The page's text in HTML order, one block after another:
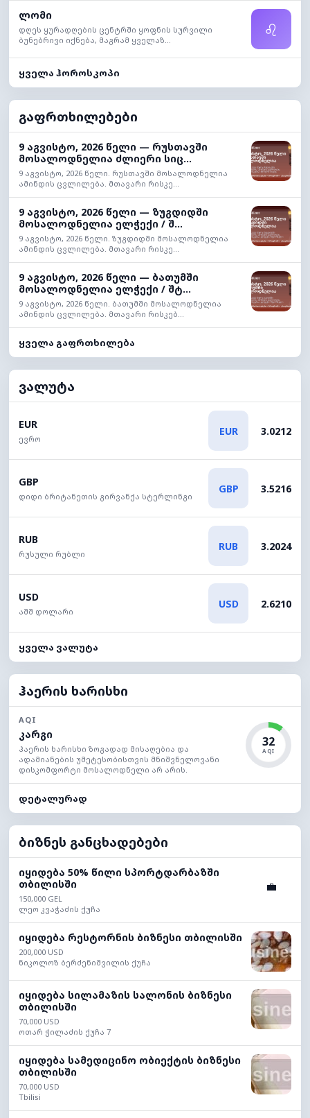
ლომი
დღეს ყურადღების ცენტრში ყოფნის სურვილი
ბუნებრივი იქნება, მაგრამ ყველაზ...
♌
ყველა ჰოროსკოპი
გაფრთხილებები
9 აგვისტო, 2026 წელი — რუსთავში
მოსალოდნელია ძლიერი სიც...
9 აგვისტო, 2026 წელი. რუსთავში მოსალოდნელია
ამინდის ცვლილება. მთავარი რისკე...
9 აგვისტო, 2026 წელი — ზუგდიდში
მოსალოდნელია ელჭექი / შ...
9 აგვისტო, 2026 წელი. ზუგდიდში მოსალოდნელია
ამინდის ცვლილება. მთავარი რისკე...
9 აგვისტო, 2026 წელი — ბათუმში
მოსალოდნელია ელჭექი / შტ...
9 აგვისტო, 2026 წელი. ბათუმში მოსალოდნელია
ამინდის ცვლილება. მთავარი რისკებ...
ყველა გაფრთხილება
ვალუტა
EUR
ევრო
EUR 3.0212
GBP
დიდი ბრიტანეთის გირვანქა სტერლინგი
GBP 3.5216
RUB
რუსული რუბლი
RUB 3.2024
USD
აშშ დოლარი
USD 2.6210
ყველა ვალუტა
ჰაერის ხარისხი
AQI
კარგი
ჰაერის ხარისხი ზოგადად მისაღებია და
ადამიანების უმეტესობისთვის მნიშვნელოვანი
დისკომფორტი მოსალოდნელი არ არის.
32
AQI
დეტალურად
ბიზნეს განცხადებები
იყიდება 50% წილი სპორტდარბაზში
თბილისში
150,000 GEL
ლეო კვაჭაძის ქუჩა
💼
იყიდება რესტორნის ბიზნესი თბილისში
200,000 USD
ნიკოლოზ ბერძენიშვილის ქუჩა
იყიდება სილამაზის სალონის ბიზნესი
თბილისში
70,000 USD
ოთარ ჭილაძის ქუჩა 7
იყიდება სამედიცინო ობიექტის ბიზნესი
თბილისში
70,000 USD
Tbilisi